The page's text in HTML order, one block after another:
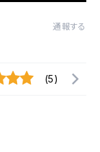
通報する
(5)